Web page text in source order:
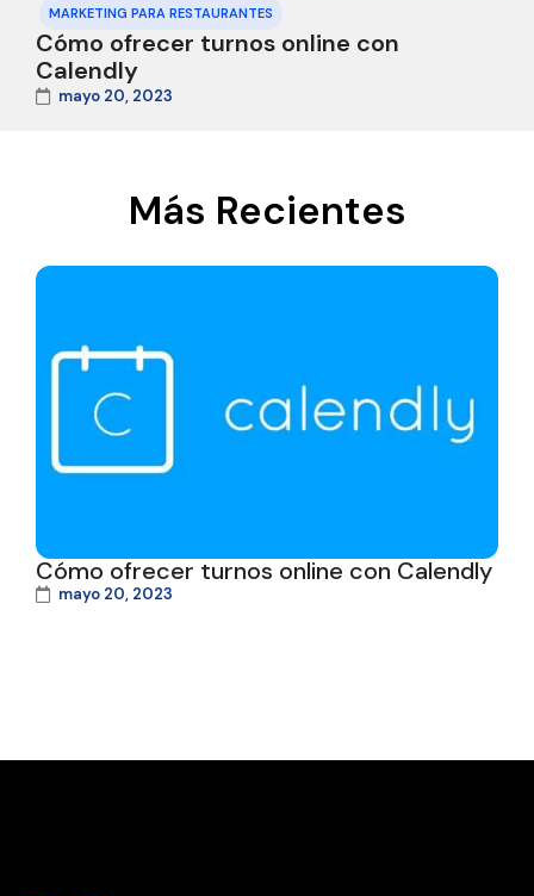
MARKETING PARA RESTAURANTES
Cómo ofrecer turnos online con
Calendly
mayo 20, 2023
Más Recientes
Cómo ofrecer turnos online con Calendly
mayo 20, 2023